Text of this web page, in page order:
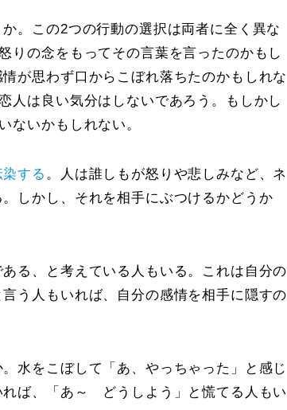
。この2つの行動の選択は両者に全く異な
りの念をもってその言葉を言ったのかもし
が思わず口からこぼれ落ちたのかもしれな
人は良い気分はしないであろう。もしかし
ないかもしれない。
する 。人は誰しもが怒りや悲しみなど、ネ
しかし、それを相手にぶつけるかどうか
る、と考えている人もいる。これは自分の
う人もいれば、自分の感情を相手に隠すの
水をこぼして「あ、やっちゃった」と感じ
ば、「あ～ どうしよう」と慌てる人もい